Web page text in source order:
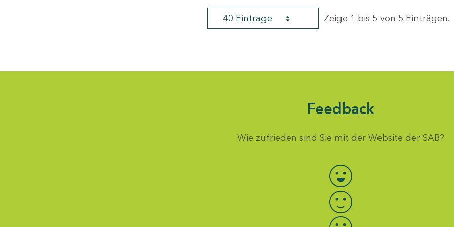
40 Einträge Zeige 1 bis 5 von 5 Einträgen.
Feedback
Wie zufrieden sind Sie mit der Website der SAB?
Bewertung auswählen